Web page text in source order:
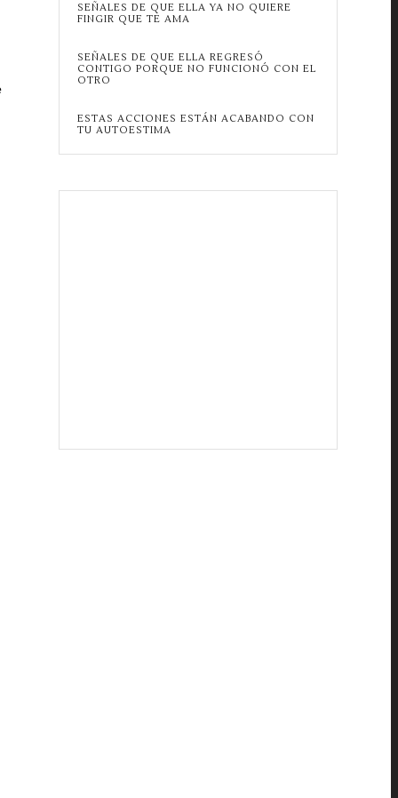
SEÑALES DE QUE ELLA YA NO QUIERE
FINGIR QUE TE AMA
SEÑALES DE QUE ELLA REGRESÓ
CONTIGO PORQUE NO FUNCIONÓ CON EL
OTRO
ESTAS ACCIONES ESTÁN ACABANDO CON
TU AUTOESTIMA